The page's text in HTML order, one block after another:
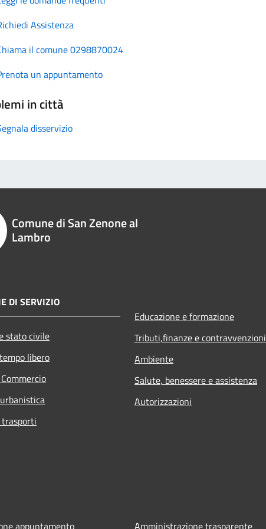
Assistenza
il comune 0298870024
un appuntamento
in città
disservizio
Comune di San Zenone al
Lambro
DI SERVIZIO
stato civile
libero
Educazione e formazione
Tributi,finanze e contravvenzioni
Ambiente
Salute, benessere e assistenza
Autorizzazioni
appuntamento Amministrazione trasparente